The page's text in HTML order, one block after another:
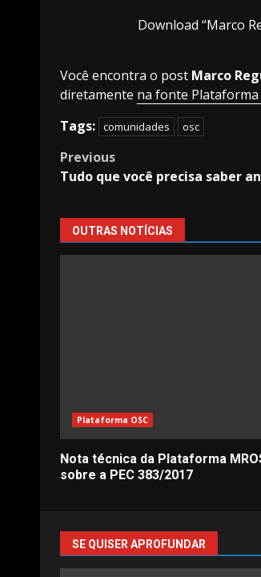
Download “Marco
Você encontra o post Marco
diretamente na fonte Plataforma
Tags: comunidades osc
Post
navigation
Previous
Tudo que você precisa saber
OUTRAS NOTÍCIAS
Plataforma OSC
Nota técnica da Plataforma
sobre a PEC 383/2017
SE QUISER APROFUNDAR